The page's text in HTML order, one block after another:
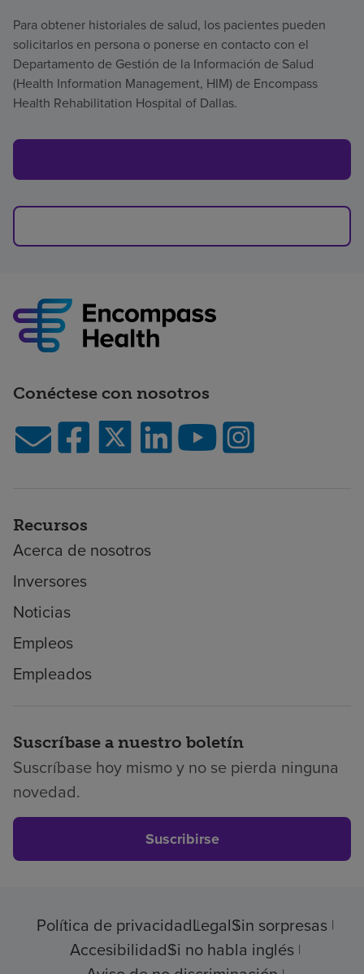
Para obtener historiales de salud, los pacientes pueden
solicitarlos en persona o ponerse en contacto con el
Departamento de Gestión de la Información de Salud
(Health Information Management, HIM) de Encompass
Health Rehabilitation Hospital of Dallas.
Conéctese con nosotros
Recursos
Acerca de nosotros
Inversores
Noticias
Empleos
Empleados
Suscríbase a nuestro boletín
Suscríbase hoy mismo y no se pierda ninguna
novedad.
Suscribirse
Política de privacidadLegalSin sorpresas
AccesibilidadSi no habla inglés